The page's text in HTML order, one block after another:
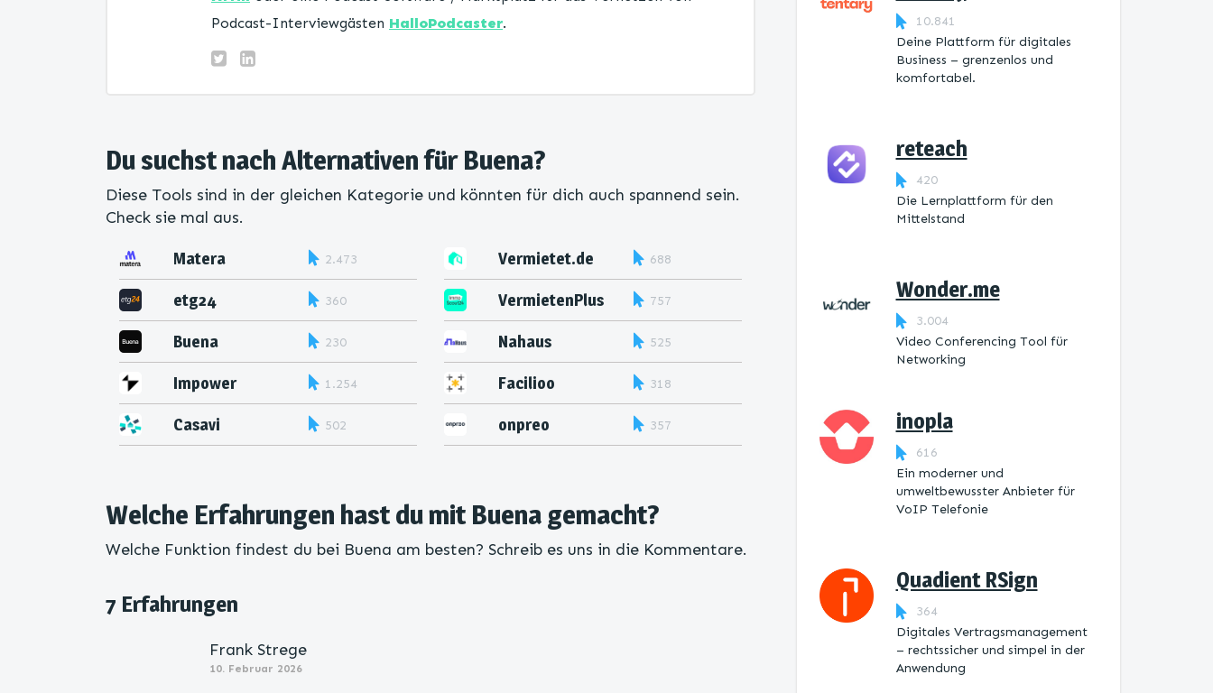
Podcast-Interviewgästen HalloPodcaster.
Du suchst nach Alternativen für Buena?
Diese Tools sind in der gleichen Kategorie und könnten für dich auch spannend sein.
Check sie mal aus.
Matera 2.473
etg24 360
Buena 230
Impower 1.254
Casavi 502
Vermietet.de 688
VermietenPlus 757
Nahaus 525
Facilioo 318
onpreo 357
Welche Erfahrungen hast du mit Buena gemacht?
Welche Funktion findest du bei Buena am besten? Schreib es uns in die Kommentare.
7 Erfahrungen
Frank Strege
10. Februar 2026
10.841
Deine Plattform für digitales
Business – grenzenlos und
komfortabel.
reteach
420
Die Lernplattform ​für den
Mittelstand
Wonder.me
3.004
Video Conferencing Tool für
Networking
inopla
616
Ein moderner und
umweltbewusster Anbieter für
VoIP Telefonie
Quadient RSign
364
Digitales Vertragsmanagement
– rechtssicher und simpel in der
Anwendung